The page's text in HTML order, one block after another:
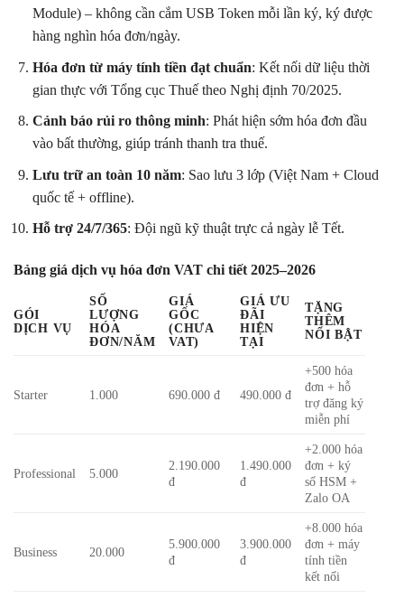
Module) – không cần cắm USB Token mỗi lần ký, ký được
hàng nghìn hóa đơn/ngày.
Hóa đơn từ máy tính tiền đạt chuẩn: Kết nối dữ liệu thời
gian thực với Tổng cục Thuế theo Nghị định 70/2025.
Cảnh báo rủi ro thông minh: Phát hiện sớm hóa đơn đầu
vào bất thường, giúp tránh thanh tra thuế.
Lưu trữ an toàn 10 năm: Sao lưu 3 lớp (Việt Nam + Cloud
quốc tế + offline).
Hỗ trợ 24/7/365: Đội ngũ kỹ thuật trực cả ngày lễ Tết.
Bảng giá dịch vụ hóa đơn VAT chi tiết 2025–2026
GÓI
DỊCH VỤ
SỐ
LƯỢNG
HÓA
ĐƠN/NĂM
GIÁ
GỐC
(CHƯA
VAT)
GIÁ ƯU
ĐÃI
HIỆN
TẠI
TẶNG
THÊM
NỔI BẬT
Starter 1.000 690.000 đ 490.000 đ
+500 hóa
đơn + hỗ
trợ đăng ký
miễn phí
Professional 5.000
2.190.000
đ
1.490.000
đ
+2.000 hóa
đơn + ký
số HSM +
Zalo OA
Business 20.000
5.900.000
đ
3.900.000
đ
+8.000 hóa
đơn + máy
tính tiền
kết nối